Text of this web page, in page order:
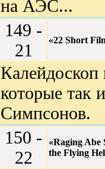
на АЭС...
149 -
21
«22 Short
которые так
Симпсонов.
150 -
22
«Raging
the Flying